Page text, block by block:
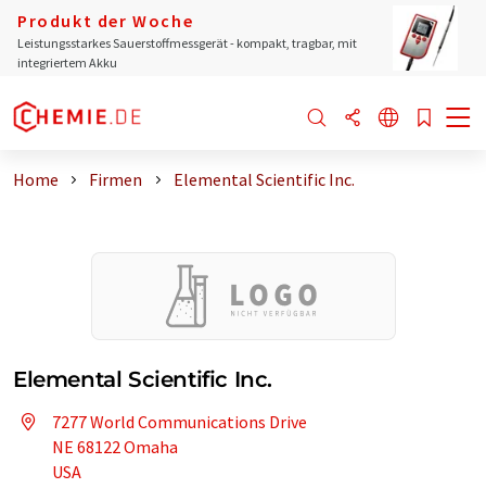
Produkt der Woche
Leistungsstarkes Sauerstoffmessgerät - kompakt, tragbar, mit
integriertem Akku
Home Firmen Elemental Scientific Inc.
Elemental Scientific Inc.
7277 World Communications Drive
NE 68122 Omaha
USA